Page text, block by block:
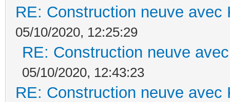
RE: Construction neuve avec
05/10/2020, 12:25:29
RE: Construction neuve
05/10/2020, 12:43:23
RE: Construction neuve avec